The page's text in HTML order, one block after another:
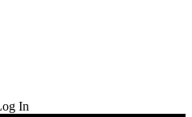
In